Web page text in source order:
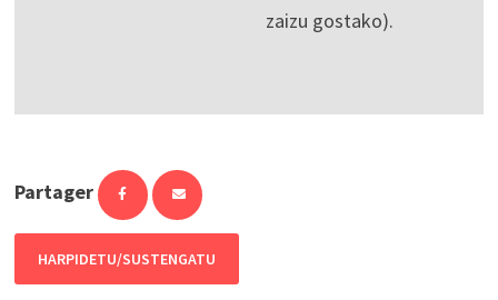
zaizu gostako).
Partager
HARPIDETU/SUSTENGATU